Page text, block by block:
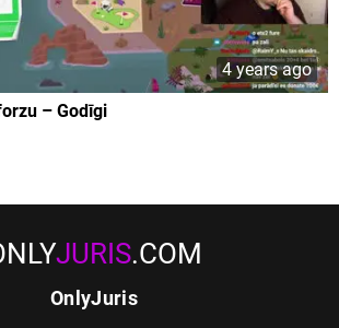
4 years ago
– Godīgi
JURIS.COM
OnlyJuris